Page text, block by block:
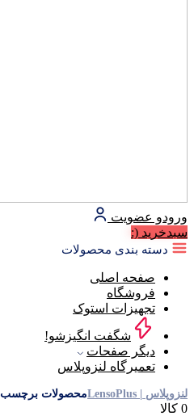
ورودو عضویت
سبد‌خرید (:
دسته بندی محصولات
صفحه اصلی
فروشگاه
تجهیزات استوک
شگفت انگیزشو!
دیگر صفحات
تعمیرگاه لنزوپلاس
لنزوپلاس | LensoPlus محصولات برچسب
0 کالا